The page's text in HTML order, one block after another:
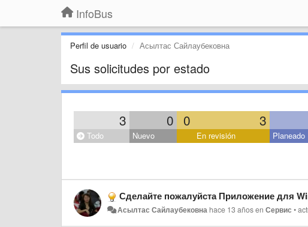
InfoBus
Perfil de usuario Асылтас Сайлаубековна
Sus solicitudes por estado
3 0 0 3
Todo Nuevo En revisión Planeado
Сделайте пожалуйста Приложение для
Асылтас Сайлаубековна hace 13 añosenСервис •